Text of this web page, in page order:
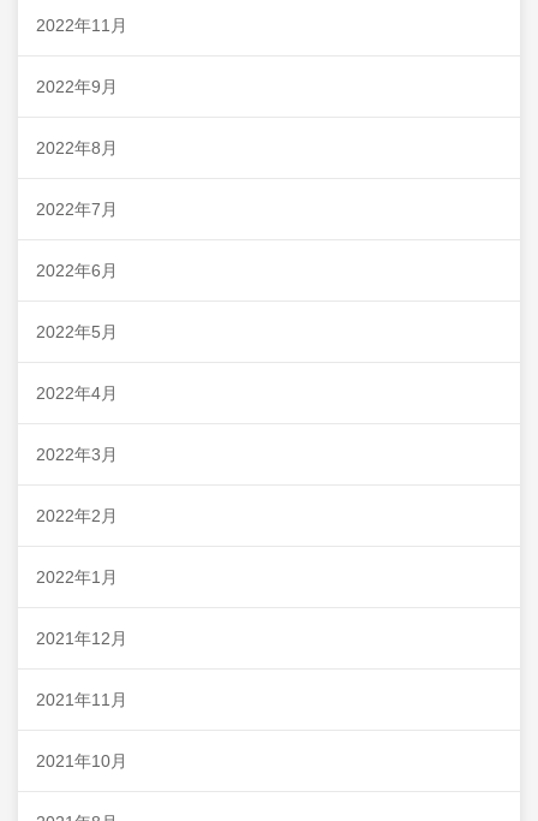
2022年11月
2022年9月
2022年8月
2022年7月
2022年6月
2022年5月
2022年4月
2022年3月
2022年2月
2022年1月
2021年12月
2021年11月
2021年10月